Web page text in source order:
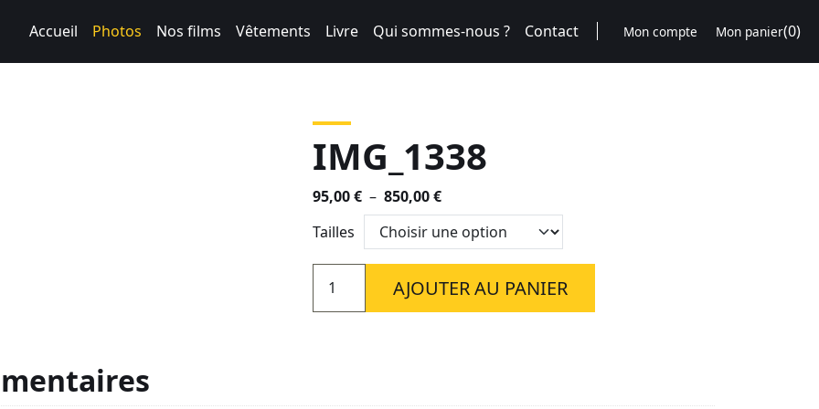
Accueil
Photos Nos films Vêtements Livre Qui sommes-nous ? Contact Mon compte Mon panier(0)
IMG_1338
95,00€ – 850,00€Plage
de
prix :
95,00 €
à
Tailles
IMG_1338
AJOUTER AU PANIER